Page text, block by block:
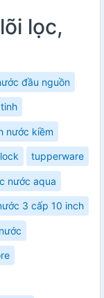
lọc,
đầu nguồn
nước kiềm
tupperware
nước aqua
3 cấp 10 inch